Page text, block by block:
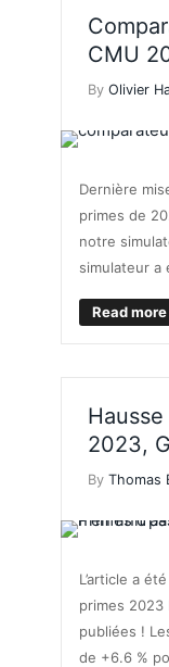
CMU
By Olivier
Dernière
primes de
notre
simulateur a
Read more
2023,
By Thomas
L’article a
primes 2023
publiées !
de +6.6 %